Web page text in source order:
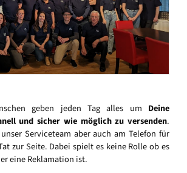
geben jeden Tag alles um Deine
und sicher wie möglich zu versenden.
Serviceteam aber auch am Telefon für
zur Seite. Dabei spielt es keine Rolle ob es
eine Reklamation ist.